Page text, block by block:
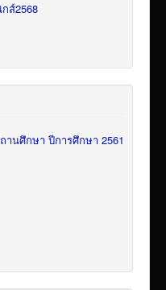
ส์2568
นศึกษา ปีการศึกษา 2561